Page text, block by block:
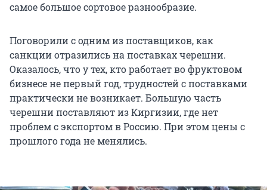
самое большое сортовое разнообразие.
Поговорили с одним из поставщиков, как
санкции отразились на поставках черешни.
Оказалось, что у тех, кто работает во фруктовом
бизнесе не первый год, трудностей с поставками
практически не возникает. Большую часть
черешни поставляют из Киргизии, где нет
проблем с экспортом в Россию. При этом цены с
прошлого года не менялись.